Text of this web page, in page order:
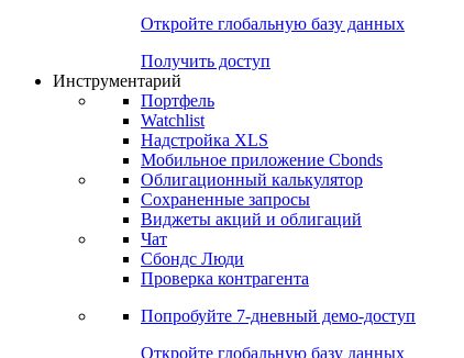
Консенсусы
Попробуйте7-дневный
Откройте глобальную базу данных
Получить доступ
Инструментарий
Портфель
Watchlist
Надстройка XLS
Мобильное приложение Cbonds
Облигационный калькулятор
Сохраненные запросы
Виджеты акций и облигаций
Чат
Сбондс Люди
Проверка контрагента